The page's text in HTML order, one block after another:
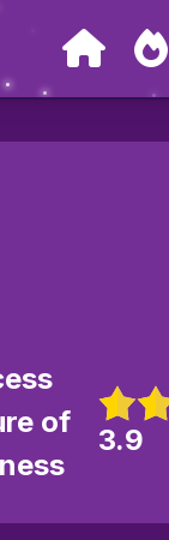
of
3.9